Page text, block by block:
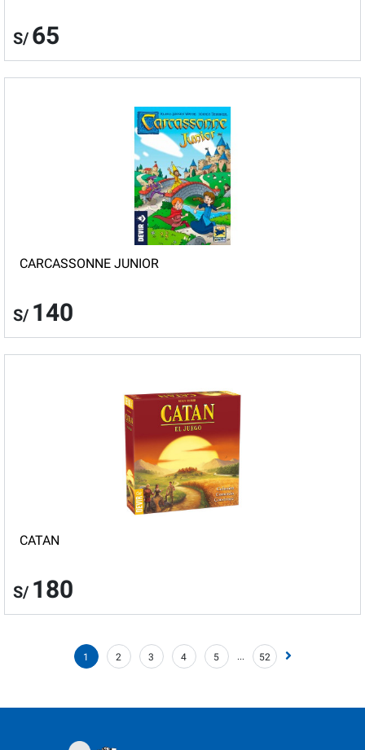
S/ 65
CARCASSONNE JUNIOR
S/ 140
CATAN
S/ 180
1 2 3 4 5 ... 52